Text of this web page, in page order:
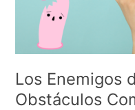
Los Enemigos
Obstáculos